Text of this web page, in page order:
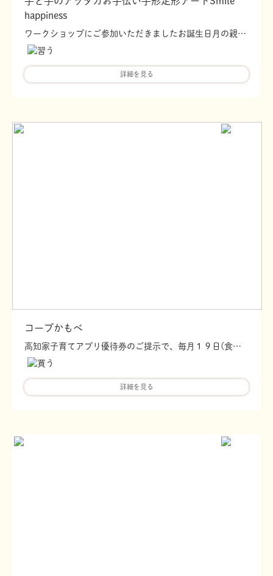
happiness
ワークショップにご参加いただきましたお誕生日月の親子様へBirthday present：母子健康手帳カバーorA5サイズに手形か足形1ペタアート（フレーム付き）通常￥1,000のご提供を選択いただけます。
詳細を見る
コープかもべ
高知家子育てアプリ優待券のご提示で、毎月１９日(食育・育児の日)に、お菓子をプレゼント!! サービスカウンターにてお渡しいたします。
詳細を見る